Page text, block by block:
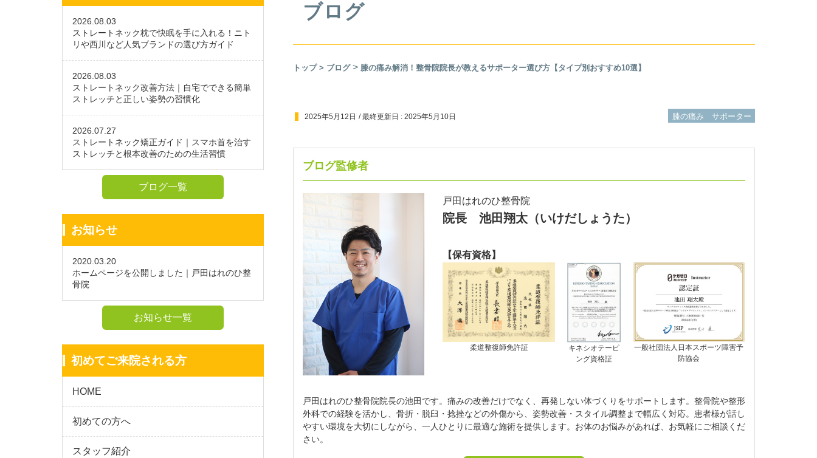
ブログ
トップ> ブログ> 膝の痛み解消！整骨院院長が教えるサポーター選び方【タイプ別おすすめ10選】
2025年5月12日 / 最終更新日 : 2025年5月10日 膝の痛み サポーター
ブログ監修者
戸田はれのひ整骨院
院長 池田翔太（いけだしょうた）
【保有資格】
柔道整復師免許証
キネシオテーピ
ング資格証
一般社団法人日本スポーツ障害予
防協会
戸田はれのひ整骨院院長の池田です。痛みの改善だけでなく、再発しない体づくりをサポートします。整骨院や整形
外科での経験を活かし、骨折・脱臼・捻挫などの外傷から、姿勢改善・スタイル調整まで幅広く対応。患者様が話し
やすい環境を大切にしながら、一人ひとりに最適な施術を提供します。お体のお悩みがあれば、お気軽にご相談くだ
さい。
2026.08.03
ストレートネック枕で快眠を手に入れる！ニト
リや西川など人気ブランドの選び方ガイド
2026.08.03
ストレートネック改善方法｜自宅でできる簡単
ストレッチと正しい姿勢の習慣化
2026.07.27
ストレートネック矯正ガイド｜スマホ首を治す
ストレッチと根本改善のための生活習慣
ブログ一覧
お知らせ
2020.03.20
ホームページを公開しました｜戸田はれのひ整
骨院
お知らせ一覧
初めてご来院される方
HOME
初めての方へ
スタッフ紹介